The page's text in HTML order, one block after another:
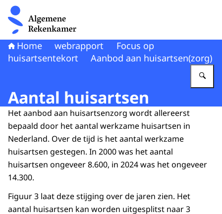
Naar de homepage van Algemene Rekenkamer
Home webrapport
Focus op
huisartsentekort
Aanbod aan huisartsen(zorg)
Aantal huisartsen
Het aanbod aan huisartsenzorg wordt allereerst
bepaald door het aantal werkzame huisartsen in
Nederland. Over de tijd is het aantal werkzame
huisartsen gestegen. In 2000 was het aantal
huisartsen ongeveer 8.600, in 2024 was het ongeveer
14.300.
Figuur 3 laat deze stijging over de jaren zien. Het
aantal huisartsen kan worden uitgesplitst naar 3